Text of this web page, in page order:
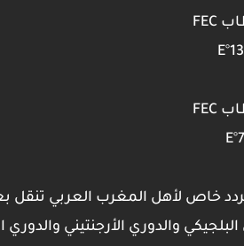
FEC
13°E
FEC
7°E
خاص لأهل المغرب العربي
والدوري الأرجنتيني والدوري